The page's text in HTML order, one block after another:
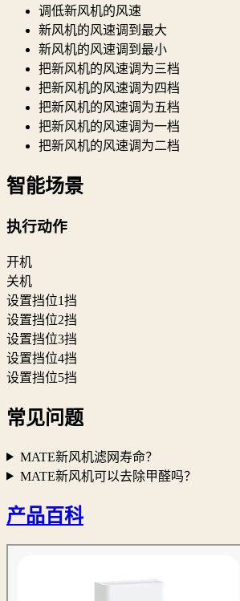
调低新风机的风速
新风机的风速调到最大
新风机的风速调到最小
把新风机的风速调为三档
把新风机的风速调为四档
把新风机的风速调为五档
把新风机的风速调为一档
把新风机的风速调为二档
智能场景
执行动作
开机
关机
设置挡位1挡
设置挡位2挡
设置挡位3挡
设置挡位4挡
设置挡位5挡
常见问题
MATE新风机滤网寿命？
MATE新风机可以去除甲醛吗？
产品百科